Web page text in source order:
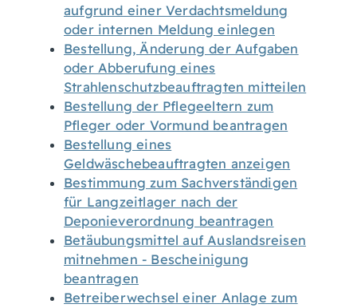
aufgrund einer Verdachtsmeldung
oder internen Meldung einlegen
Bestellung, Änderung der Aufgaben
oder Abberufung eines
Strahlenschutzbeauftragten mitteilen
Bestellung der Pflegeeltern zum
Pfleger oder Vormund beantragen
Bestellung eines
Geldwäschebeauftragten anzeigen
Bestimmung zum Sachverständigen
für Langzeitlager nach der
Deponieverordnung beantragen
Betäubungsmittel auf Auslandsreisen
mitnehmen - Bescheinigung
beantragen
Betreiberwechsel einer Anlage zum